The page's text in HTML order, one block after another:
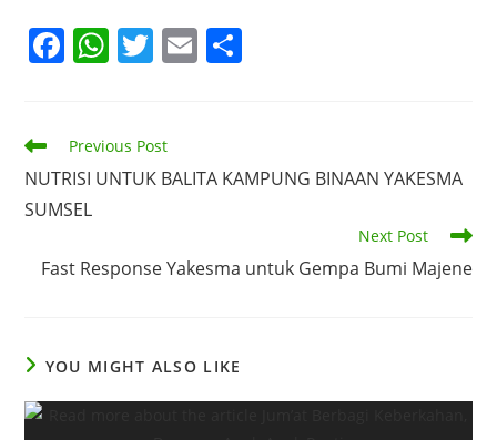
F
e
b
o
o
W
s
A
p
T
er
E
Previous Post
NUTRISI UNTUK BALITA KAMPUNG BINAAN YAKESMA
SUMSEL
Next Post
Fast Response Yakesma untuk Gempa Bumi Majene
YOU MIGHT ALSO LIKE